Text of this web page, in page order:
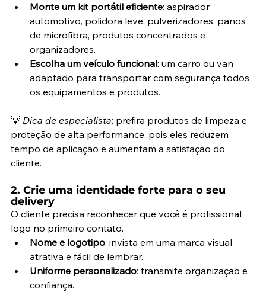
Monte um kit portátil eficiente: aspirador
automotivo, polidora leve, pulverizadores, panos
de microfibra, produtos concentrados e
organizadores.
Escolha um veículo funcional: um carro ou van
adaptado para transportar com segurança todos
os equipamentos e produtos.
💡 Dica de especialista: prefira produtos de limpeza e
proteção de alta performance, pois eles reduzem
tempo de aplicação e aumentam a satisfação do
cliente.
2. Crie uma identidade forte para o seu
delivery
O cliente precisa reconhecer que você é profissional
logo no primeiro contato.
Nome e logotipo: invista em uma marca visual
atrativa e fácil de lembrar.
Uniforme personalizado: transmite organização e
confiança.